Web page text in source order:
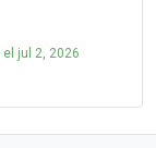
el jul 2, 2026